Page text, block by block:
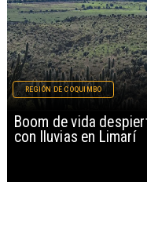
Boom de vida
con lluvias en Limarí
REGIÓN DE COQUIMBO